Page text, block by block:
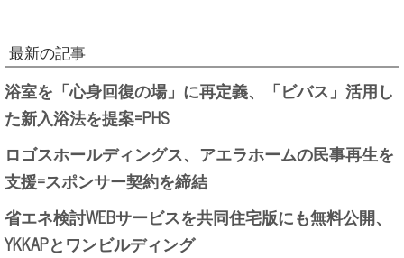
最新の記事
浴室を「心身回復の場」に再定義、「ビバス」活用し
た新入浴法を提案=PHS
ロゴスホールディングス、アエラホームの民事再生を
支援=スポンサー契約を締結
省エネ検討WEBサービスを共同住宅版にも無料公開、
YKKAPとワンビルディング